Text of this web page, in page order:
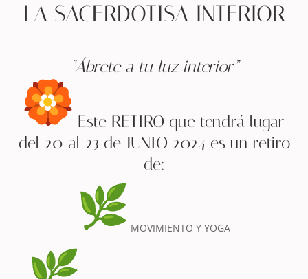
LA SACERDOTISA INTERIOR
“Ábrete a tu luz interior”
Este RETIRO que tendrá lugar
del 20 al 23 de JUNIO 2024 es un retiro
de:
MOVIMIENTO Y YOGA